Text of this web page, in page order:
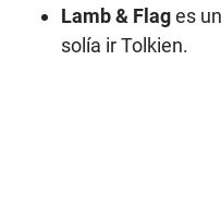
Lamb & Flages
solía ir Tolkien.